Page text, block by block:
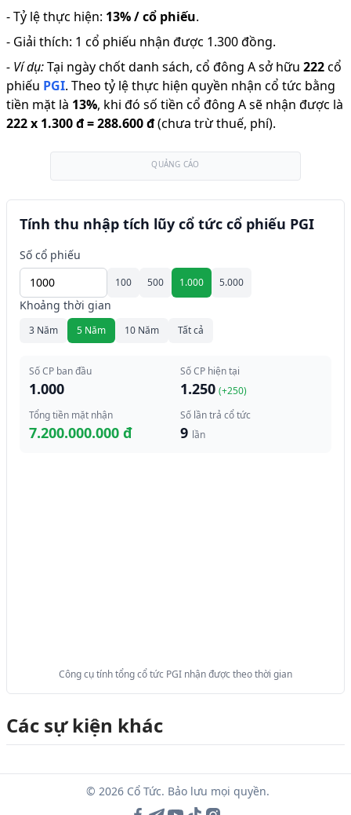
-Tỷ lệ thực hiện: 13% / cổ phiếu.
- Giải thích: 1 cổ phiếu nhận được 1.300 đồng.
- Ví dụ:Tại ngày chốt danh sách, cổ đông A sở hữu 222cổ
phiếu PGI. Theo tỷ lệ thực hiện quyền nhận cổ tức bằng
tiền mặt là 13%, khi đó số tiền cổ đông A sẽ nhận được là
222x 1.300 đ=288.600 đ(chưa trừ thuế, phí).
QUẢNG CÁO
Tính thu nhập tích lũy cổ tức cổ phiếu PGI
Số cổ phiếu
100 500 1.000 5.000
Khoảng thời gian
3 Năm 5 Năm 10 Năm Tất cả
Số CP ban đầu
1.000
Số CP hiện tại
1.250 (+250)
Tổng tiền mặt nhận
7.200.000.000 đ
Số lần trả cổ tức
9 lần
Công cụ tính tổng cổ tức PGI nhận được theo thời gian
Các sự kiện khác
© 2026 Cổ Tức. Bảo lưu mọi quyền.